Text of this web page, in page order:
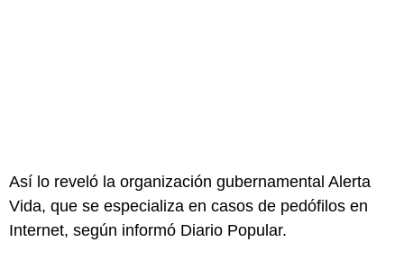
Así lo reveló la organización gubernamental Alerta
Vida, que se especializa en casos de pedófilos en
Internet, según informó Diario Popular.